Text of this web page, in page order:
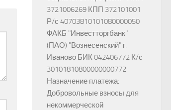
3721006269 КПП 372101001
Р/с 40703810101080000050
ФАКБ "Инвестторгбанк"
(ПАО) "Вознесенский" г.
Иваново БИК 042406772 К/с
30101810800000000772
Назначение платежа:
Добровольные взносы для
некоммерческой